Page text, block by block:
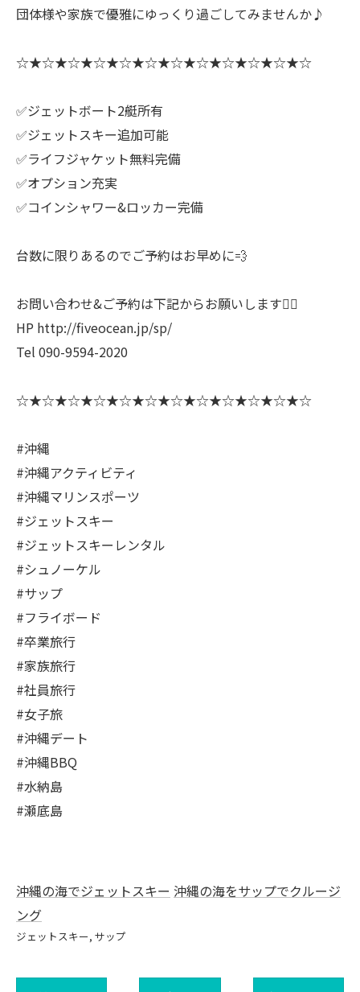
団体様や家族で優雅にゆっくり過ごしてみませんか♪
☆★☆★☆★☆★☆★☆★☆★☆★☆★☆★☆★☆
✅ジェットボート2艇所有
✅ジェットスキー追加可能
✅ライフジャケット無料完備
✅オプション充実
✅コインシャワー&ロッカー完備
台数に限りあるのでご予約はお早めに💨
お問い合わせ&ご予約は下記からお願いします🙇‍♀️
HP http://fiveocean.jp/sp/
Tel 090-9594-2020
☆★☆★☆★☆★☆★☆★☆★☆★☆★☆★☆★☆
#沖縄
#沖縄アクティビティ
#沖縄マリンスポーツ
#ジェットスキー
#ジェットスキーレンタル
#シュノーケル
#サップ
#フライボード
#卒業旅行
#家族旅行
#社員旅行
#女子旅
#沖縄デート
#沖縄BBQ
#水納島
#瀬底島
沖縄の海でジェットスキー 沖縄の海をサップでクルージ
ング
ジェットスキー サップ